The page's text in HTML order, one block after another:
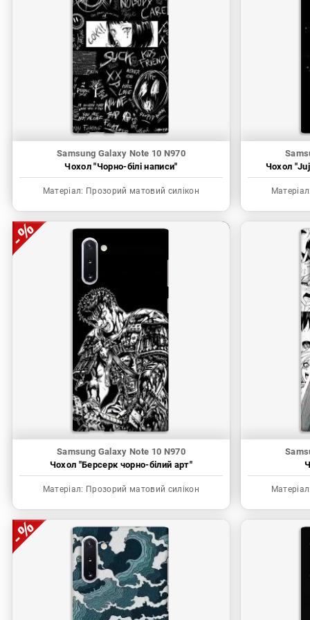
Samsung Galaxy Note 10 N970
Чохол "Чорно-білі написи"
Матеріал: Прозорий матовий силікон
Чохол
Samsung Galaxy Note 10 N970
Чохол "Берсерк чорно-білий арт"
Матеріал: Прозорий матовий силікон